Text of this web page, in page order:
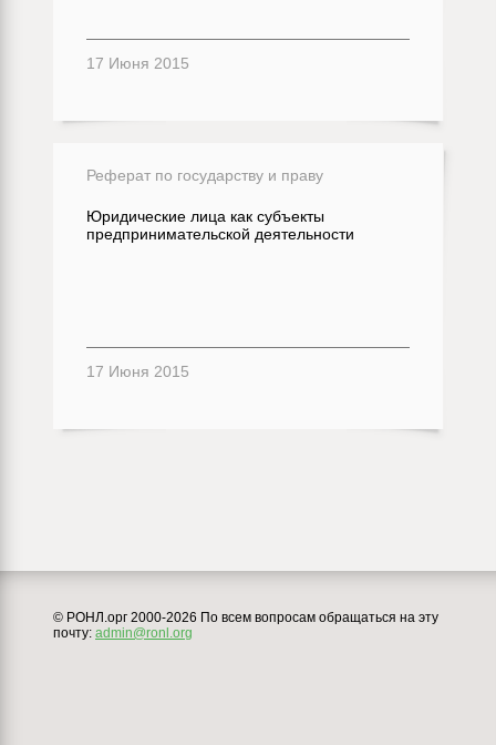
17 Июня 2015
Реферат по государству и праву
Юридические лица как субъекты
предпринимательской деятельности
17 Июня 2015
© РОНЛ.орг 2000-2026 По всем вопросам обращаться на эту
почту: admin@ronl.org